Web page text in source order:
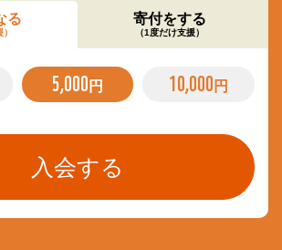
る 寄付をする
（1度だけ支援）
5,000 円 10,000 円